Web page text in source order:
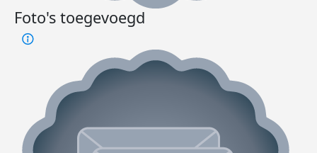
Foto's toegevoegd